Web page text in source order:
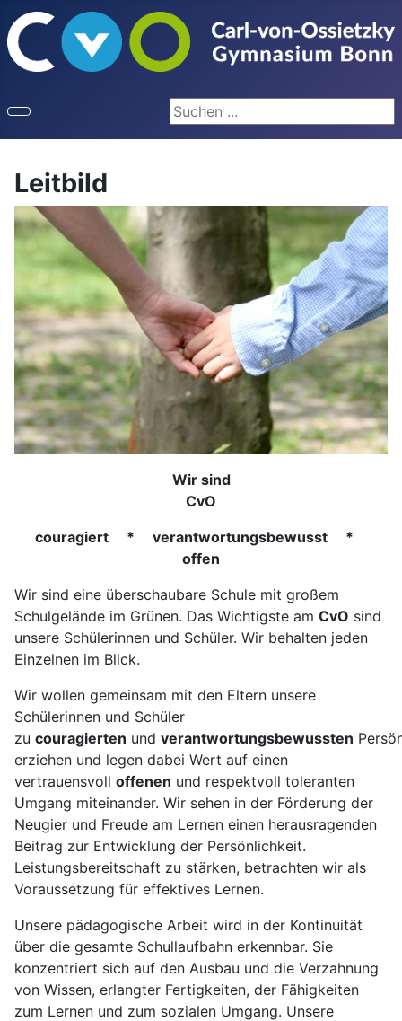
Seite durchsuchen
Leitbild
Wir sind
CvO
couragiert * verantwortungsbewusst *
offen
Wir sind eine überschaubare Schule mit großem
Schulgelände im Grünen. Das Wichtigste am CvO sind
unsere Schülerinnen und Schüler. Wir behalten jeden
Einzelnen im Blick.
Wir wollen gemeinsam mit den Eltern unsere
Schülerinnen und Schüler
zu couragierten und verantwortungsbewussten
erziehen und legen dabei Wert auf einen
vertrauensvoll offenen und respektvoll toleranten
Umgang miteinander. Wir sehen in der Förderung der
Neugier und Freude am Lernen einen herausragenden
Beitrag zur Entwicklung der Persönlichkeit.
Leistungsbereitschaft zu stärken, betrachten wir als
Voraussetzung für effektives Lernen.
Unsere pädagogische Arbeit wird in der Kontinuität
über die gesamte Schullaufbahn erkennbar. Sie
konzentriert sich auf den Ausbau und die Verzahnung
von Wissen, erlangter Fertigkeiten, der Fähigkeiten
zum Lernen und zum sozialen Umgang. Unsere